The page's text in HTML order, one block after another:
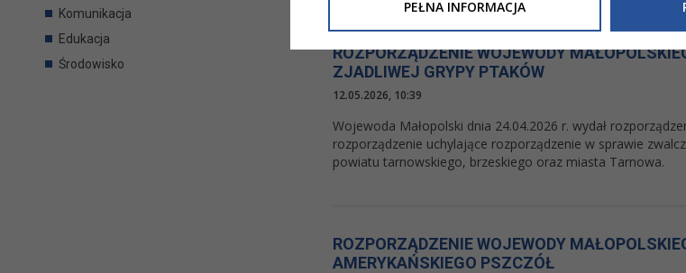
Komunikacja
Edukacja
Środowisko
ROZPORZĄDZENIE WOJEWODY
ZJADLIWEJ GRYPY PTAKÓW
12.05.2026, 10:39
Wojewoda Małopolski dnia 24.04.2026 r. wydał
rozporządzenie uchylające rozporządzenie w sprawie
powiatu tarnowskiego, brzeskiego oraz miasta Tarnowa.
ROZPORZĄDZENIE WOJEWODY
AMERYKAŃSKIEGO PSZCZÓŁ
Niniejsza informacja nie wymaga od Państwa żadnych
PEŁNA INFORMACJA